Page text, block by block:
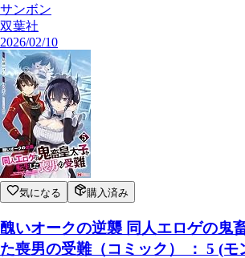
サンボン
双葉社
2026/02/10
気になる 購入済み
醜いオークの逆襲 同人エロゲの鬼
た喪男の受難（コミック） ： 5 (モ